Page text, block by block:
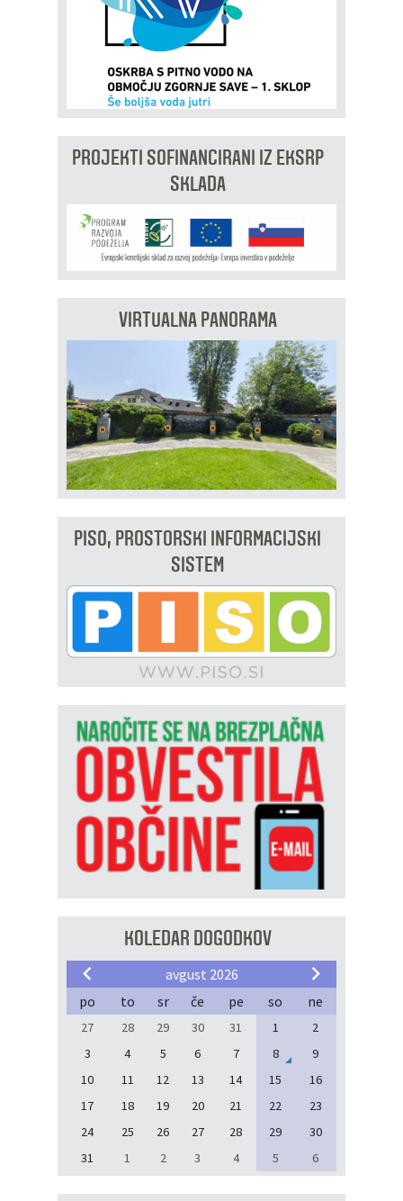
PROJEKTI SOFINANCIRANI IZ EKSRP
SKLADA
VIRTUALNA PANORAMA
PISO, PROSTORSKI INFORMACIJSKI
SISTEM
KOLEDAR DOGODKOV
avgust 2026
po
to sr če pe so ne
27 28 29 30 31 1
2
3
4 5 6 7 8
9
10
11 12 13 14 15
16
17
18 19 20 21 22
23
24
25 26 27 28 29
30
31
1 2 3 4 5 6